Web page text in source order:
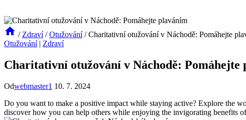
/ Zdraví / Otužování / Charitativní otužování v Náchodě: Pomáhejte
Otužování| Zdraví
Charitativní otužování v Náchodě: Pomáhejte
Odwebmaster1 10. 7. 2024
Do you want to make a positive impact while staying active? Explore the
discover how you can help others while enjoying the invigorating benefits